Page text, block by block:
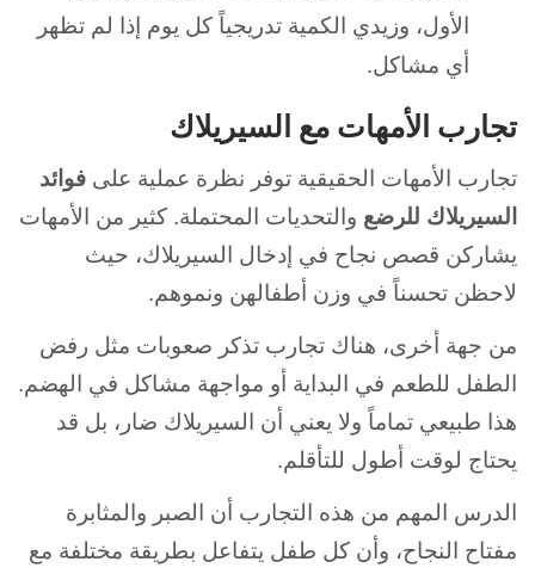
الأول، وزيدي الكمية تدريجياً كل يوم إذا لم تظهر
أي مشاكل.
تجارب الأمهات مع السيريلاك
تجارب الأمهات الحقيقية توفر نظرة عملية على فوائد
السيريلاك للرضع والتحديات المحتملة. كثير من الأمهات
يشاركن قصص نجاح في إدخال السيريلاك، حيث
لاحظن تحسناً في وزن أطفالهن ونموهم.
من جهة أخرى، هناك تجارب تذكر صعوبات مثل رفض
الطفل للطعم في البداية أو مواجهة مشاكل في الهضم.
هذا طبيعي تماماً ولا يعني أن السيريلاك ضار، بل قد
يحتاج لوقت أطول للتأقلم.
الدرس المهم من هذه التجارب أن الصبر والمثابرة
مفتاح النجاح، وأن كل طفل يتفاعل بطريقة مختلفة مع